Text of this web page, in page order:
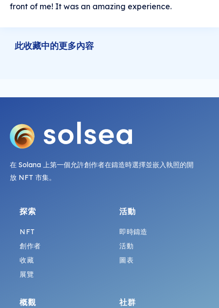
front of me! It was an amazing experience.
此收藏中的更多內容
在 Solana 上第一個允許創作者在鑄造時選擇並嵌入執照的開
放 NFT 市集。
探索
NFT
創作者
收藏
展覽
活動
即時鑄造
活動
圖表
概觀 社群